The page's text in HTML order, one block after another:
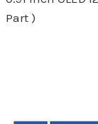
Part )